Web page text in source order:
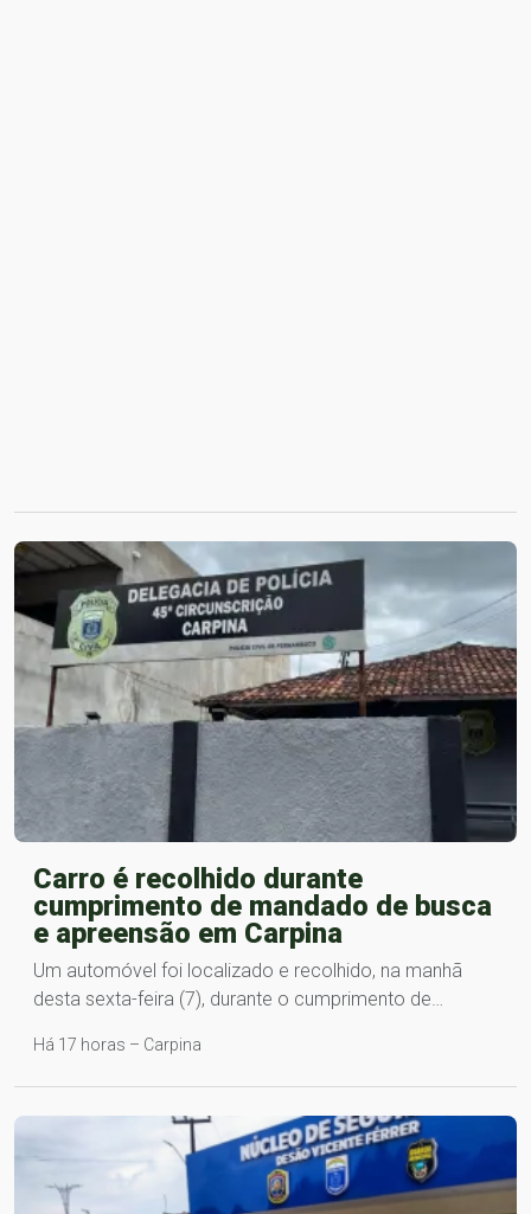
Carro é recolhido durante
cumprimento de mandado de busca
e apreensão em Carpina
Um automóvel foi localizado e recolhido, na manhã
desta sexta-feira (7), durante o cumprimento de…
Há 17 horas – Carpina